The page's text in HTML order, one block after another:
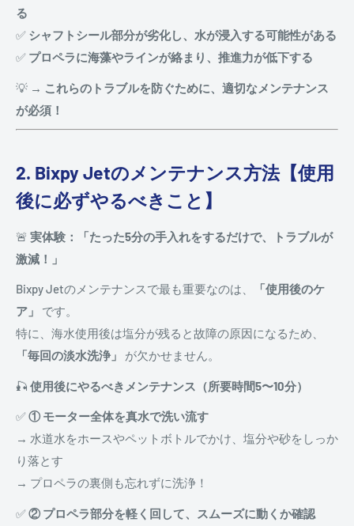
る
✅ シャフトシール部分が劣化し、水が浸入する可能性がある
✅ プロペラに海藻やラインが絡まり、推進力が低下する
💡 → これらのトラブルを防ぐために、適切なメンテナンス
が必須！
2. Bixpy Jetのメンテナンス方法【使用
後に必ずやるべきこと】
🚨 実体験：「たった5分の手入れをするだけで、トラブルが
激減！」
Bixpy Jetのメンテナンスで最も重要なのは、
「使用後のケ
ア」
です。
特に、海水使用後は塩分が残ると故障の原因になるため、
「毎回の淡水洗浄」
が欠かせません。
🎣 使用後にやるべきメンテナンス（所要時間5〜10分）
✅① モーター全体を真水で洗い流す
→ 水道水をホースやペットボトルでかけ、塩分や砂をしっか
り落とす
→ プロペラの裏側も忘れずに洗浄！
✅② プロペラ部分を軽く回して、スムーズに動くか確認